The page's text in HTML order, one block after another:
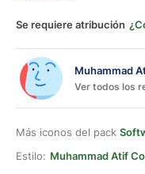
Se requiere atribución
Muhammad
Ver todos los
Más iconos del pack
Estilo: Muhammad Atif